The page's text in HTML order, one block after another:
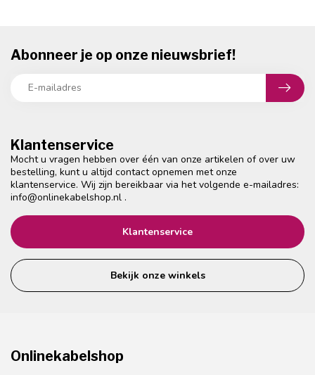
Klantenservice
Mocht u vragen hebben over één van onze artikelen of over uw
bestelling, kunt u altijd contact opnemen met onze
klantenservice. Wij zijn bereikbaar via het volgende e-mailadres:
info@onlinekabelshop.nl .
Klantenservice
Bekijk onze winkels
Abonneer je op onze nieuwsbrief!
Onlinekabelshop